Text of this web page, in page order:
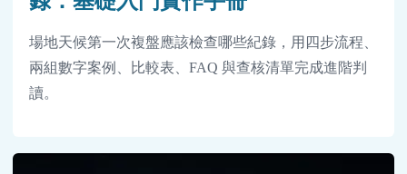
場地天候第一次複盤應該檢查哪些紀錄，用四步流程、
兩組數字案例、比較表、FAQ 與查核清單完成進階判
讀。